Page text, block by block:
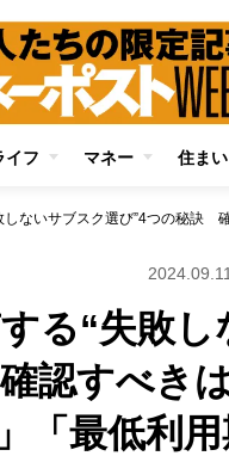
イフ マネー 住ま
る“失敗し
認すべき
「最低利